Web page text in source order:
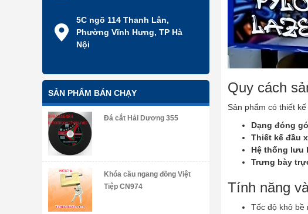
Quy cách
Sản phẩm có thiết
Dạng đóng
Thiết kế đầu
Hệ thống lưu
Trưng bày
Tính năng
Tốc độ khô bề
5C ngõ 114 Thanh Lân,
Phường Vĩnh Hưng, TP Hà
Nội
SẢN PHẨM BÁN CHẠY
Đá cắt Hải Dương 355
Khóa cầu ngang đồng Việt
Tiệp CN974